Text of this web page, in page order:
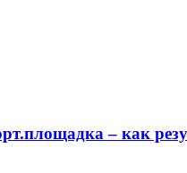
– как